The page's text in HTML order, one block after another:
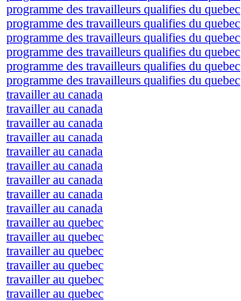
programme des travailleurs qualifies du quebec
programme des travailleurs qualifies du quebec
programme des travailleurs qualifies du quebec
programme des travailleurs qualifies du quebec
programme des travailleurs qualifies du quebec
programme des travailleurs qualifies du quebec
travailler au canada
travailler au canada
travailler au canada
travailler au canada
travailler au canada
travailler au canada
travailler au canada
travailler au canada
travailler au canada
travailler au quebec
travailler au quebec
travailler au quebec
travailler au quebec
travailler au quebec
travailler au quebec